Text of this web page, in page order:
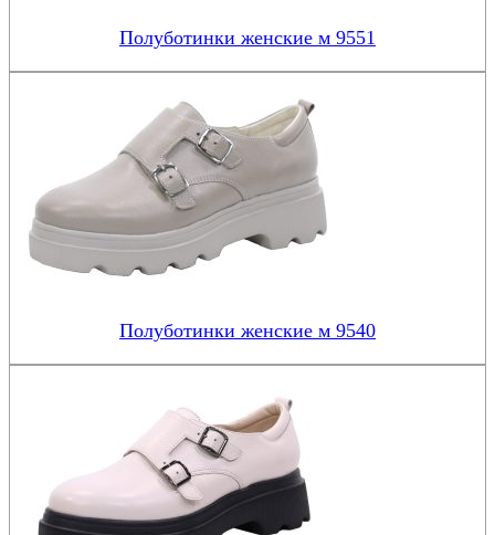
Полуботинки женские м 9551
Полуботинки женские м 9540